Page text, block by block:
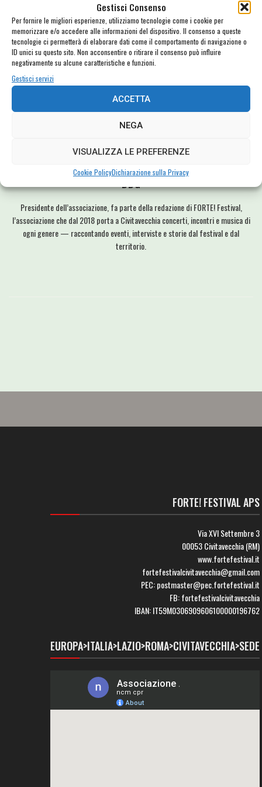
Gestisci Consenso
Per fornire le migliori esperienze, utilizziamo tecnologie come i cookie per
memorizzare e/o accedere alle informazioni del dispositivo. Il consenso a queste
tecnologie ci permetterà di elaborare dati come il comportamento di navigazione o
ID unici su questo sito. Non acconsentire o ritirare il consenso può influire
negativamente su alcune caratteristiche e funzioni.
Gestisci servizi
ACCETTA
NEGA
VISUALIZZA LE PREFERENZE
Cookie PolicyDichiarazione sulla Privacy
Lavorare in Musica #2: Silvia Mobili
More : Donatella Donati
DDG
Presidente dell’associazione, fa parte della redazione di FORTE! Festival,
l’associazione che dal 2018 porta a Civitavecchia concerti, incontri e musica di
ogni genere — raccontando eventi, interviste e storie dal festival e dal
territorio.
FORTE! FESTIVAL APS
Via XVI Settembre 3
00053 Civitavecchia (RM)
www.fortefestival.it
fortefestivalcivitavecchia@gmail.com
PEC: postmaster@pec.fortefestival.it
FB: fortefestivalcivitavecchia
IBAN: IT59M0306909606100000196762
EUROPA>ITALIA>LAZIO>ROMA>CIVITAVECCHIA>SEDE